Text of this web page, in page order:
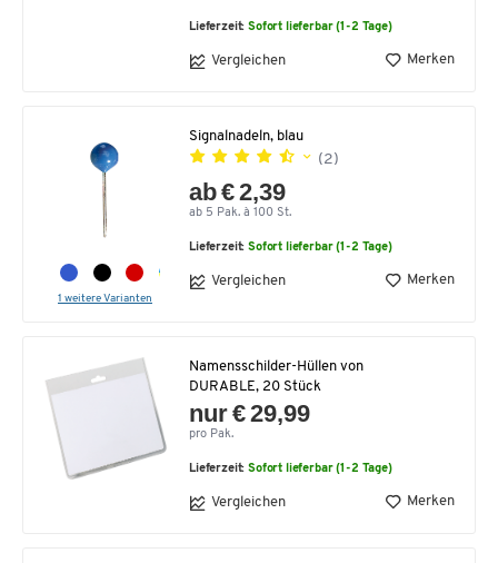
Lieferzeit:Sofort lieferbar (1-2 Tage)
Vergleichen Merken
1 weitere Varianten
Signalnadeln, blau
(2)
ab € 2,39
ab 5 Pak. à 100 St.
Lieferzeit:Sofort lieferbar (1-2 Tage)
Vergleichen Merken
Namensschilder-Hüllen von
DURABLE, 20 Stück
nur € 29,99
pro Pak.
Lieferzeit:Sofort lieferbar (1-2 Tage)
Vergleichen Merken